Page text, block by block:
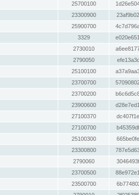
25700100
23300900
25900700
3329
2730010
2790050
25100100
23700700
23700200
23900600
27100370
27100700
25100300
23300800
2790060
23700500
23500700